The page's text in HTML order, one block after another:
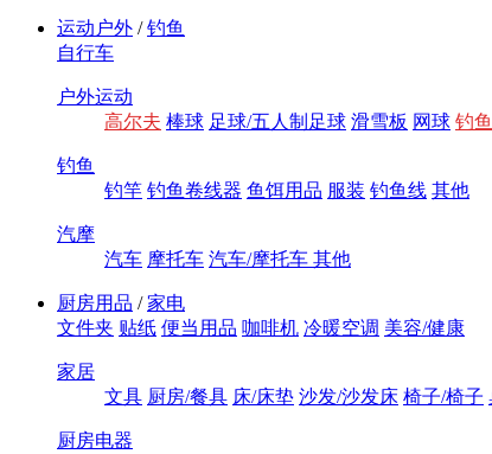
运动户外 / 钓鱼
自行车
户外运动
高尔夫 棒球 足球/五人制足球 滑雪板 网球 钓鱼
钓鱼
钓竿 钓鱼卷线器 鱼饵用品 服装 钓鱼线 其他
汽摩
汽车 摩托车 汽车/摩托车 其他
厨房用品 / 家电
文件夹 贴纸 便当用品 咖啡机 冷暖空调 美容/健康
家居
文具 厨房/餐具 床/床垫 沙发/沙发床 椅子/椅子
厨房电器